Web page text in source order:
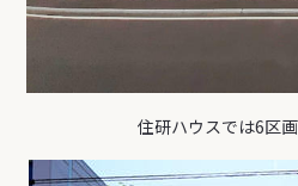
住研ハウスでは6区